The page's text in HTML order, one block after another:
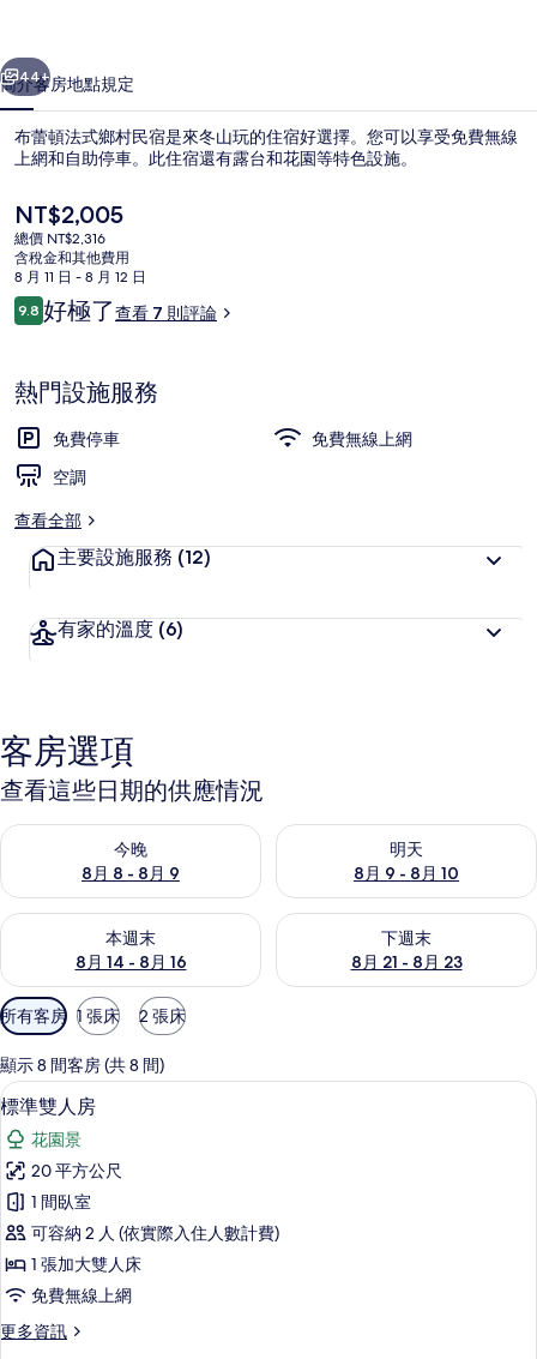
民
宿
的
片
集
個 下一個
44+
簡介客房地點規定
布蕾頓法式鄉村民宿是來冬山玩的住宿好選擇。您可以享受免費無線
上網和自助停車。此住宿還有露台和花園等特色設施。
目
前
的
價
格
是
NT$2,005
總價 NT$2,316
含稅金和其他費用
8 月 11 日 - 8 月 12 日
評
論
9.89.8 分，滿分 10 分，
好極了查看 7 則評論
熱門設施服務
免費停車
免費無線上網
空調
查看全部
主要設施服務 (12)
有家的溫度 (6)
客房選項
查看這些日期的供應情況
今晚
8月 8 - 8月 9
查看今晚 (8月 8 - 8月 9) 的供應情況
明天
8月 9 - 8月 10
查看明天 (8月 9 - 8月 10) 的供
本週末
8月 14 - 8月 16
查看本週末 (8月 14 - 8月 16) 的供應情況
下週末
8月 21 - 8月 23
查看下週末 (8月 21 - 8月 23)
可
用
的
客
房
篩
選
條
件
所有客房 1 張床 2 張床
顯示 8 間客房 (共 8 間)
顯
示
標
準
雙
人
房
所
標準雙人房 | 高級寢具、書桌、遮光
6
標準雙人房
花園景
20 平方公尺
1 間臥室
可容納 2 人 (依實際入住人數計費)
1 張加大雙人床
免費無線上網
更多資訊
更